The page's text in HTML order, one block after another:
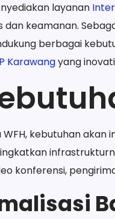
layanan
dan keamanan.
berbagai
Karawangyang
kebutuhan akan
konferensi,